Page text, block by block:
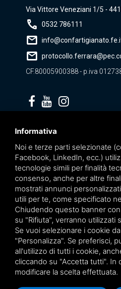
Via Vittore Veneziani 1/5 -
call 0532 786111
mail
mail
CF.80005900388 - p.iva
Questo sito è protetto da Google
di
Informativa
Noi e terze parti selezionate
Facebook, LinkedIn, ecc.)
tecnologie simili per finalità
consenso, anche per altre
mostrati annunci
utili per te, come specificato
Chiudendo questo banner
su "Rifiuta", verranno utilizzati
Se vuoi selezionare i cookie
"Personalizza". Se preferisci,
all'utilizzo di tutti i cookie,
cliccando su "Accetta tutti". In
modificare la scelta effettuata.